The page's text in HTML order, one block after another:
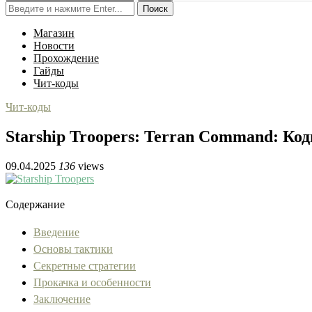
Поиск
Магазин
Новости
Прохождение
Гайды
Чит-коды
Чит-коды
Starship Troopers: Terran Command:
09.04.2025 136 views
Содержание
Введение
Основы тактики
Секретные стратегии
Прокачка и особенности
Заключение